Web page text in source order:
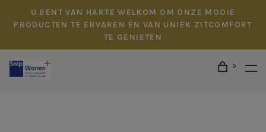
U BENT VAN HARTE WELKOM OM ONZE MOOIE
PRODUCTEN TE ERVAREN EN VAN UNIEK ZITCOMFORT
TE GENIETEN
0